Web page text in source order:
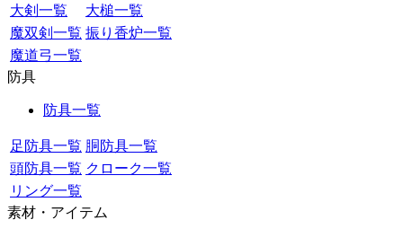
大剣一覧
大槌一覧
魔双剣一覧 振り香炉一覧
魔道弓一覧
防具
防具一覧
足防具一覧 胴防具一覧
頭防具一覧 クローク一覧
リング一覧
素材・アイテム